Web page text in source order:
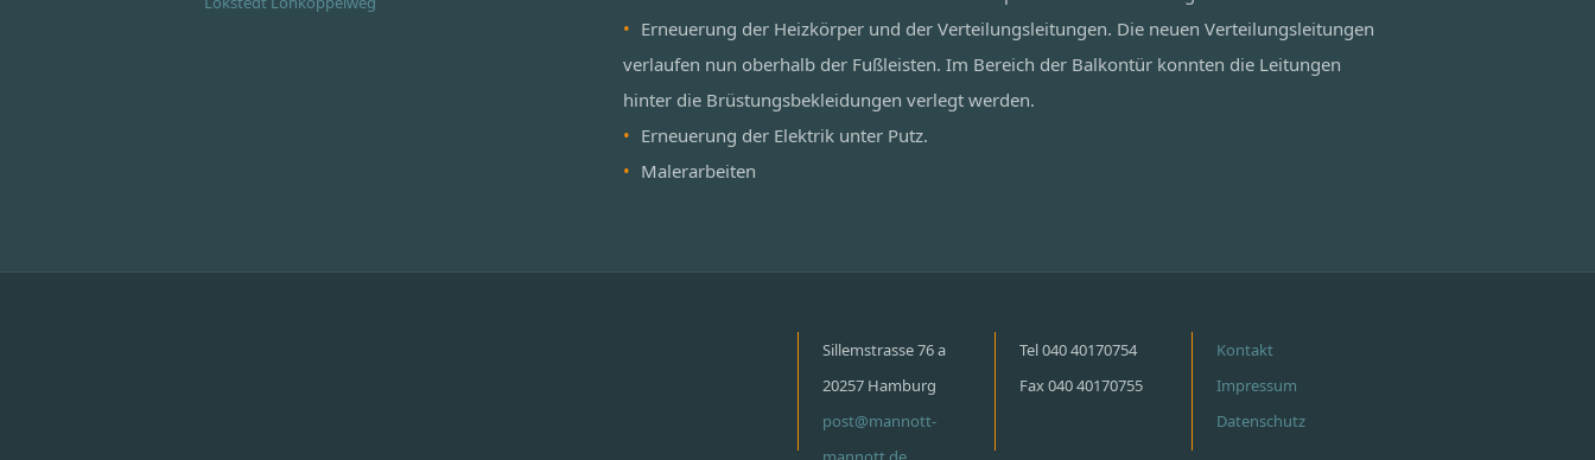
Erneuerung der Heizkörper und der Verteilungsleitungen. Die neuen Verteilungsleitungen
verlaufen nun oberhalb der Fußleisten. Im Bereich der Balkontür konnten die Leitungen
hinter die Brüstungsbekleidungen verlegt werden.
Erneuerung der Elektrik unter Putz.
Malerarbeiten
Sillemstrasse 76 a
20257 Hamburg
post@mannott-
Tel 040 40170754
Fax 040 40170755
Kontakt
Impressum
Datenschutz